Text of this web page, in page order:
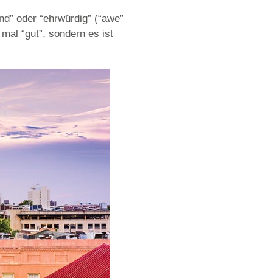
oder “ehrwürdig” (“awe”
“gut”, sondern es ist